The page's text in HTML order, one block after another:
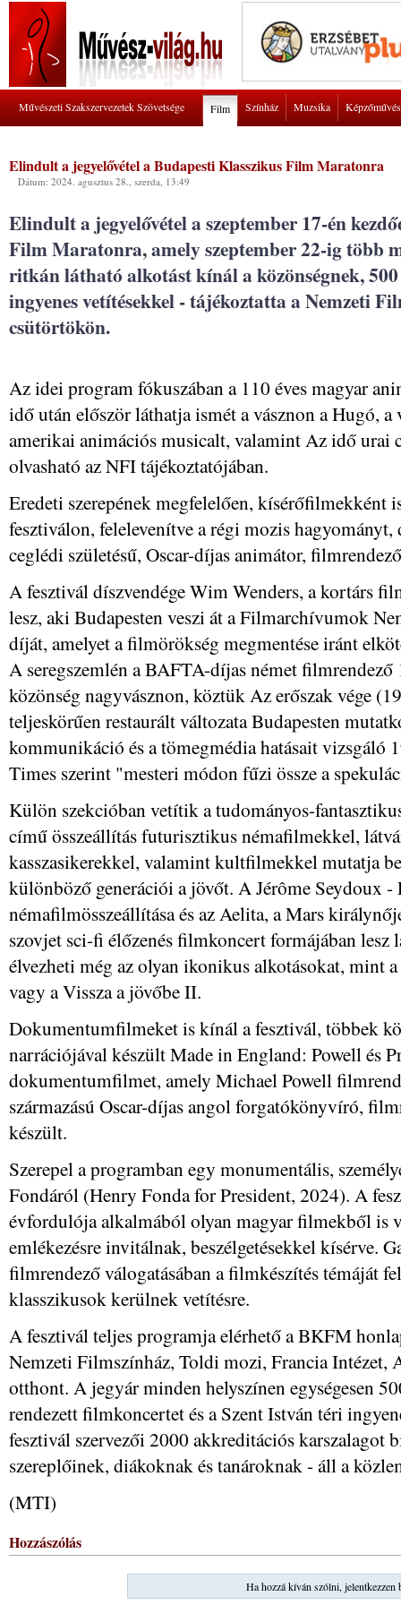
Művészeti Szakszervezetek Szövetsége Film Színház Muzsika
Elindult a jegyelővétel a Budapesti Klasszikus Film Maratonra
Dátum: 2024. agusztus 28., szerda, 13:49
Elindult a jegyelővétel a szeptember 17-én
Film Maratonra, amely szeptember 22-ig több
ritkán látható alkotást kínál a közönségnek,
ingyenes vetítésekkel - tájékoztatta a Nemzeti
csütörtökön.
Az idei program fókuszában a 110 éves magyar
idő után először láthatja ismét a vásznon a Hugó,
amerikai animációs musicalt, valamint Az idő
olvasható az NFI tájékoztatójában.
Eredeti szerepének megfelelően, kísérőfilmekként
fesztiválon, felelevenítve a régi mozis
ceglédi születésű, Oscar-díjas animátor,
A fesztivál díszvendége Wim Wenders, a kortárs
lesz, aki Budapesten veszi át a Filmarchívumok
díját, amelyet a filmörökség megmentése iránt
A seregszemlén a BAFTA-díjas német
közönség nagyvásznon, köztük Az erőszak vége
teljeskörűen restaurált változata Budapesten
kommunikáció és a tömegmédia hatásait vizsgáló
Times szerint "mesteri módon fűzi össze a
Külön szekcióban vetítik a tudományos-
című összeállítás futurisztikus némafilmekkel,
kasszasikerekkel, valamint kultfilmekkel mutatja
különböző generációi a jövőt. A Jérôme Seydoux -
némafilmösszeállítása és az Aelita, a Mars
szovjet sci-fi élőzenés filmkoncert formájában lesz
élvezheti még az olyan ikonikus alkotásokat, mint
vagy a Vissza a jövőbe II.
Dokumentumfilmeket is kínál a fesztivál, többek
narrációjával készült Made in England: Powell és
dokumentumfilmet, amely Michael Powell
származású Oscar-díjas angol forgatókönyvíró,
készült.
Szerepel a programban egy monumentális,
Fondáról (Henry Fonda for President, 2024). A
évfordulója alkalmából olyan magyar filmekből is
emlékezésre invitálnak, beszélgetésekkel kísérve.
filmrendező válogatásában a filmkészítés témáját
klasszikusok kerülnek vetítésre.
A fesztivál teljes programja elérhető a BKFM
Nemzeti Filmszínház, Toldi mozi, Francia Intézet,
otthont. A jegyár minden helyszínen egységesen
rendezett filmkoncertet és a Szent István téri
fesztivál szervezői 2000 akkreditációs karszalagot
szereplőinek, diákoknak és tanároknak - áll a
(MTI)
Hozzászólás
Ha hozzá kíván szólni, jelentkezzen